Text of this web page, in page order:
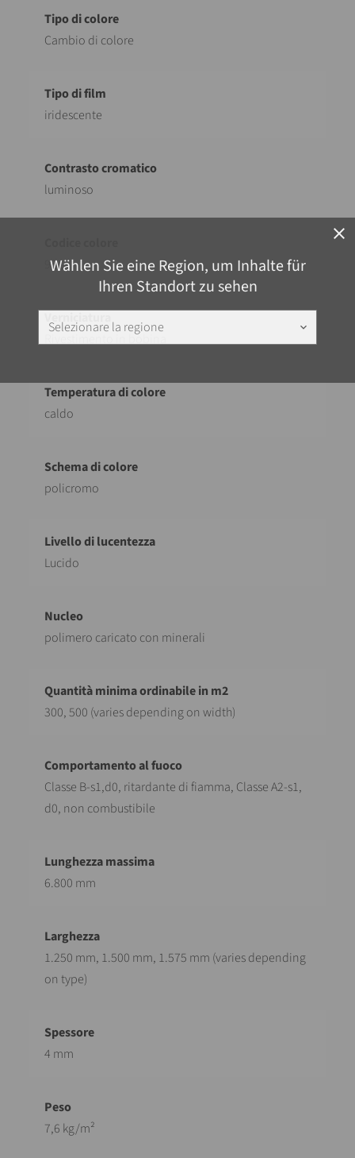
close
Wählen Sie eine Region, um Inhalte für
Ihren Standort zu sehen
Selezionare la regione keyboard_arrow_down
Cambio di colore
iridescente
luminoso
921
Rivestimento in bobina
caldo
policromo
Lucido
polimero caricato con minerali
300, 500 (varies depending on width)
Classe B-s1,d0, ritardante di fiamma, Classe A2-s1,
d0, non combustibile
6.800 mm
1.250 mm, 1.500 mm, 1.575 mm (varies depending
on type)
4 mm
7,6 kg/m²